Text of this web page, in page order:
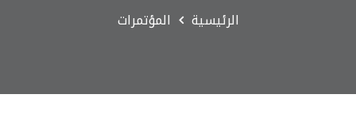
الرئيسية المؤتمرات